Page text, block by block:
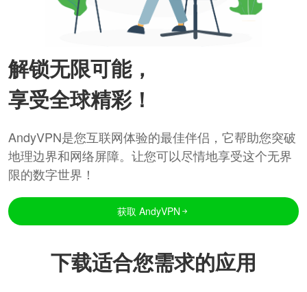
解锁无限可能，
享受全球精彩！
AndyVPN是您互联网体验的最佳伴侣，它帮助您突破
地理边界和网络屏障。让您可以尽情地享受这个无界
限的数字世界！
获取 AndyVPN
下载适合您需求的应用